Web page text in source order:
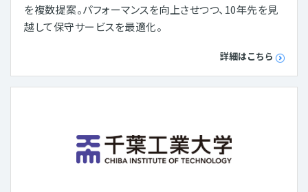
を複数提案。パフォーマンスを向上させつつ、10年先を見
越して保守サービスを最適化。
詳細はこちら